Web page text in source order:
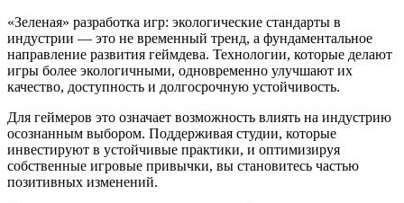
«Зеленая» разработка игр: экологические стандарты в
индустрии — это не временный тренд, а фундаментальное
направление развития геймдева. Технологии, которые делают
игры более экологичными, одновременно улучшают их
качество, доступность и долгосрочную устойчивость.
Для геймеров это означает возможность влиять на индустрию
осознанным выбором. Поддерживая студии, которые
инвестируют в устойчивые практики, и оптимизируя
собственные игровые привычки, вы становитесь частью
позитивных изменений.